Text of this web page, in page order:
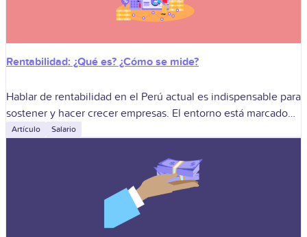
Rentabilidad: ¿Qué es? ¿Cómo se mide?
Hablar de rentabilidad en el Perú actual es indispensable para
sostener y hacer crecer empresas. El entorno está marcado
por volatilidad económica, presión por costos y avance
Artículo Salario